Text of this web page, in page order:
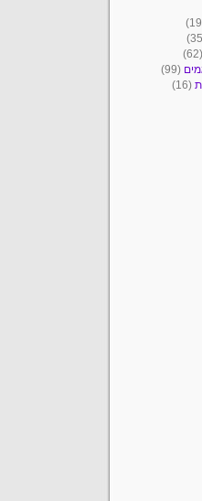
(62)
(99)
(16)